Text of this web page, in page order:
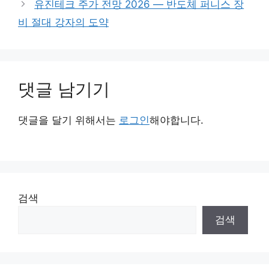
유진테크 주가 전망 2026 — 반도체 퍼니스 장
비 절대 강자의 도약
댓글 남기기
댓글을 달기 위해서는 로그인해야합니다.
검색
검색